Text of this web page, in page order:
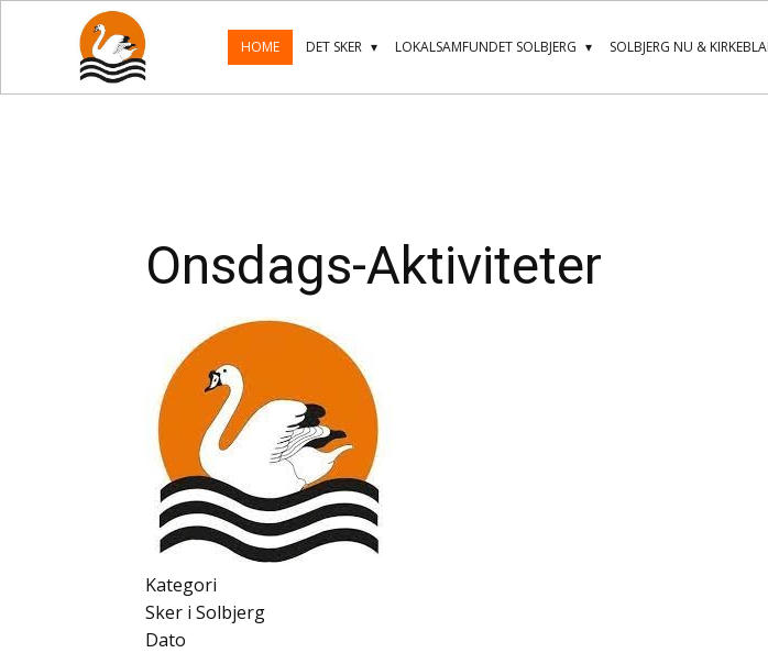
HOME DET SKER LOKALSAMFUNDET SOLBJERG SOLBJERG NU &
Onsdags-Aktiviteter
Kategori
Sker i Solbjerg
Dato